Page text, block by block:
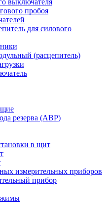
выключателя
пробоя
для силового
(расцепитель)
резерва (АВР)
в щит
измерительных приборов
прибор